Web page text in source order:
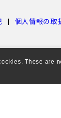
個人情報の取
These are